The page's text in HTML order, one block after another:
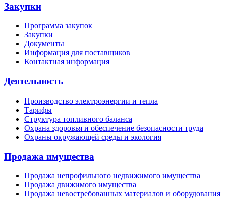
Закупки
Программа закупок
Закупки
Документы
Информация для поставщиков
Контактная информация
Деятельность
Производство электроэнергии и тепла
Тарифы
Структура топливного баланса
Охрана здоровья и обеспечение безопасности труда
Охраны окружающей среды и экология
Продажа имущества
Продажа непрофильного недвижимого имущества
Продажа движимого имущества
Продажа невостребованных материалов и оборудования